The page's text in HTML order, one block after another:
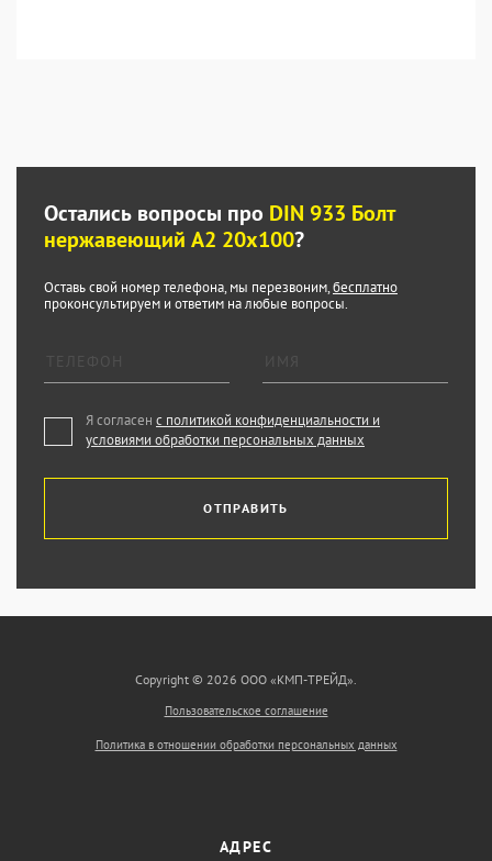
Остались вопросы про DIN 933 Болт
нержавеющий А2 20х100?
Оставь свой номер телефона, мы перезвоним,бесплатно
проконсультируем и ответим на любые вопросы.
Я согласен с политикой конфиденциальности и
условиями обработки персональных данных
ОТПРАВИТЬ
Copyright © 2026 ООО «КМП-ТРЕЙД».
Пользовательское соглашение
Политика в отношении обработки персональных данных
АДРЕС